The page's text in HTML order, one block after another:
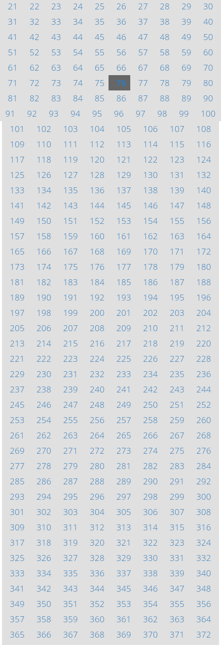
21
22 23 24 25 26 27 28 29
30
31
32 33 34 35 36 37 38 39
40
41
42 43 44 45 46 47 48 49
50
51
52 53 54 55 56 57 58 59
60
61
62 63 64 65 66 67 68 69
70
71
72 73 74 75 76 77 78 79
80
81
82 83 84 85 86 87 88 89
90
91
92 93 94 95 96 97 98 99
100
101
102 103 104 105 106 107
108
109
110 111 112 113 114 115
116
117
118 119 120 121 122 123
124
125
126 127 128 129 130 131
132
133
134 135 136 137 138 139
140
141
142 143 144 145 146 147
148
149
150 151 152 153 154 155
156
157
158 159 160 161 162 163
164
165
166 167 168 169 170 171
172
173
174 175 176 177 178 179
180
181
182 183 184 185 186 187
188
189
190 191 192 193 194 195
196
197
198 199 200 201 202 203
204
205
206 207 208 209 210 211
212
213
214 215 216 217 218 219
220
221
222 223 224 225 226 227
228
229
230 231 232 233 234 235
236
237
238 239 240 241 242 243
244
245
246 247 248 249 250 251
252
253
254 255 256 257 258 259
260
261
262 263 264 265 266 267
268
269
270 271 272 273 274 275
276
277
278 279 280 281 282 283
284
285
286 287 288 289 290 291
292
293
294 295 296 297 298 299
300
301
302 303 304 305 306 307
308
309
310 311 312 313 314 315
316
317
318 319 320 321 322 323
324
325
326 327 328 329 330 331
332
333
334 335 336 337 338 339
340
341
342 343 344 345 346 347
348
349
350 351 352 353 354 355
356
357
358 359 360 361 362 363
364
365
366 367 368 369 370 371
372